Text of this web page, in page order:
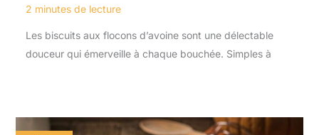
2 minutes de lecture
Les biscuits aux flocons d’avoine sont une délectable
douceur qui émerveille à chaque bouchée. Simples à